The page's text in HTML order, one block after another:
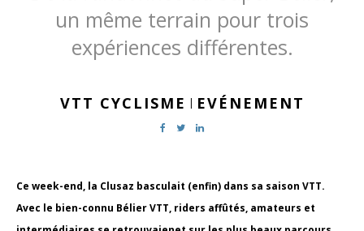
un même terrain pour trois
expériences différentes.
VTT CYCLISME | EVÉNEMENT
Ce week-end, la Clusaz basculait (enfin) dans sa saison VTT.
Avec le bien-connu Bélier VTT, riders affûtés, amateurs et